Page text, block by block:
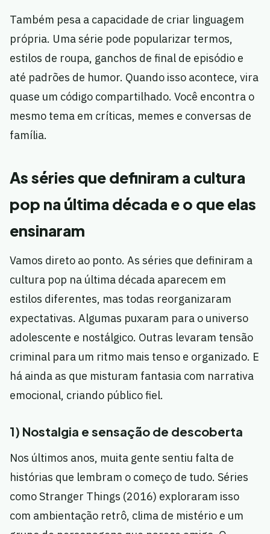
Também pesa a capacidade de criar linguagem
própria. Uma série pode popularizar termos,
estilos de roupa, ganchos de final de episódio e
até padrões de humor. Quando isso acontece, vira
quase um código compartilhado. Você encontra o
mesmo tema em críticas, memes e conversas de
família.
As séries que definiram a cultura
pop na última década e o que elas
ensinaram
Vamos direto ao ponto. As séries que definiram a
cultura pop na última década aparecem em
estilos diferentes, mas todas reorganizaram
expectativas. Algumas puxaram para o universo
adolescente e nostálgico. Outras levaram tensão
criminal para um ritmo mais tenso e organizado. E
há ainda as que misturam fantasia com narrativa
emocional, criando público fiel.
1) Nostalgia e sensação de descoberta
Nos últimos anos, muita gente sentiu falta de
histórias que lembram o começo de tudo. Séries
como Stranger Things (2016) exploraram isso
com ambientação retrô, clima de mistério e um